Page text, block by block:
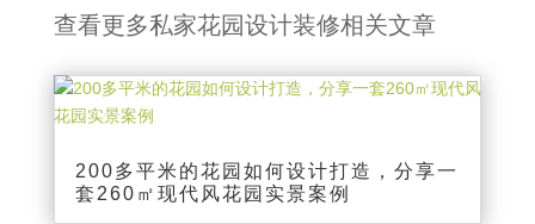
查看更多私家花园设计装修相关文章
200多平米的花园如何设计打造，分享一
套260㎡现代风花园实景案例